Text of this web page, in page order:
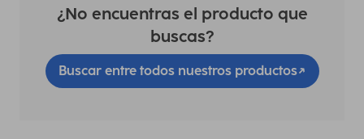
¿No encuentras el producto que
buscas?
Buscar entre todos nuestros productos